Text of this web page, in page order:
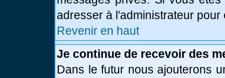
adresser à l'administrateur
Revenir en haut
Je continue de recevoir des
Dans le futur nous ajouterons